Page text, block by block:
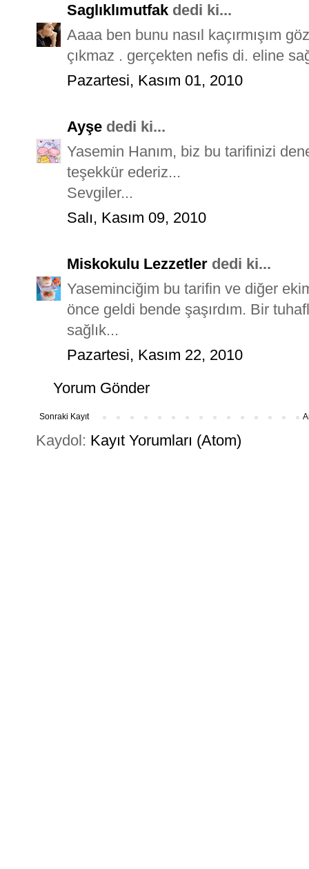
Saglıklımutfak dedi ki...
Aaaa ben bunu nasıl kaçırmışım
çıkmaz . gerçekten nefis di. eline
Pazartesi, Kasım 01, 2010
Ayşe dedi ki...
Yasemin Hanım, biz bu tarifinizi
teşekkür ederiz...
Sevgiler...
Salı, Kasım 09, 2010
Miskokulu Lezzetler dedi ki...
Yaseminciğim bu tarifin ve diğer
önce geldi bende şaşırdım. Bir
sağlık...
Pazartesi, Kasım 22, 2010
Yorum Gönder
Sonraki Kayıt
Kaydol: Kayıt Yorumları (Atom)